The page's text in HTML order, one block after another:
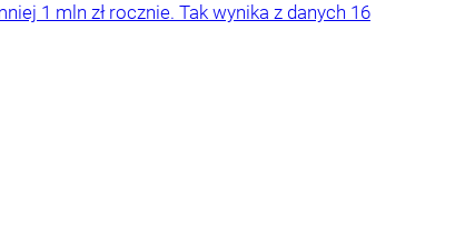
1 mln zł rocznie. Tak wynika z danych 16